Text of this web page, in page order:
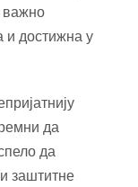
важно
и достижна у
да
да
заштитне